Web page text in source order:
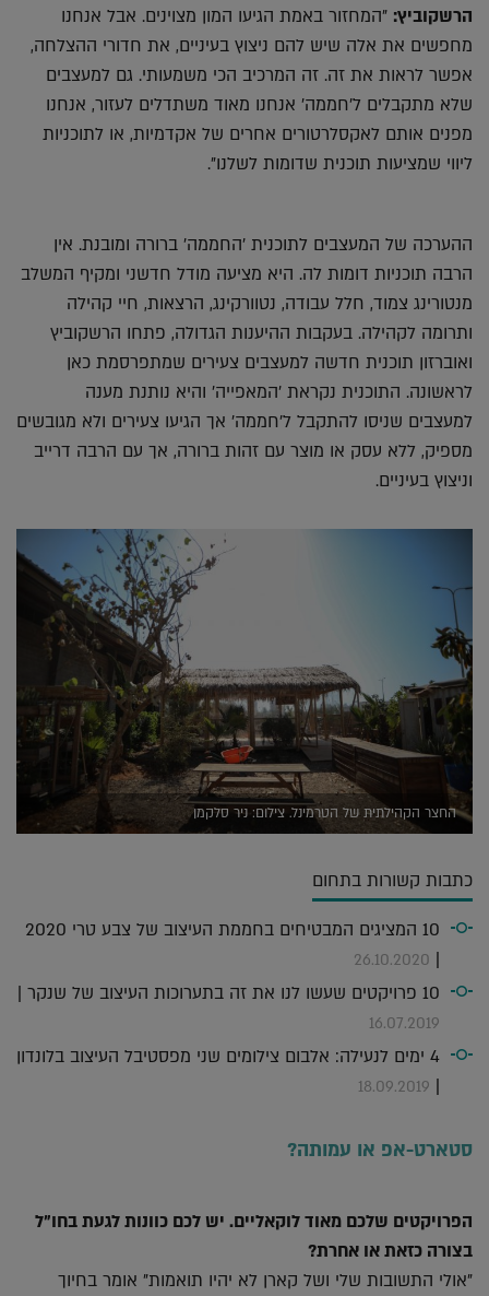
הרשקוביץ: "המחזור באמת הגיעו המון מצוינים. אבל אנחנו
מחפשים את אלה שיש להם ניצוץ בעיניים, את חדורי ההצלחה,
אפשר לראות את זה. זה המרכיב הכי משמעותי. גם למעצבים
שלא מתקבלים ל'חממה' אנחנו מאוד משתדלים לעזור, אנחנו
מפנים אותם לאקסלרטורים אחרים של אקדמיות, או לתוכניות
ליווי שמציעות תוכנית שדומות לשלנו".
ההערכה של המעצבים לתוכנית 'החממה' ברורה ומובנת. אין
הרבה תוכניות דומות לה. היא מציעה מודל חדשני ומקיף המשלב
מנטורינג צמוד, חלל עבודה, נטוורקינג, הרצאות, חיי קהילה
ותרומה לקהילה. בעקבות ההיענות הגדולה, פתחו הרשקוביץ
ואוברזון תוכנית חדשה למעצבים צעירים שמתפרסמת כאן
לראשונה. התוכנית נקראת 'המאפייה' והיא נותנת מענה
למעצבים שניסו להתקבל ל'חממה' אך הגיעו צעירים ולא מגובשים
מספיק, ללא עסק או מוצר עם זהות ברורה, אך עם הרבה דרייב
וניצוץ בעיניים.
החצר הקהילתית של הטרמינל. צילום: ניר סלקמן
כתבות קשורות בתחום
10 המציגים המבטיחים בחממת העיצוב של צבע טרי 2020
|
26.10.2020
10 פרויקטים שעשו לנו את זה בתערוכות העיצוב של שנקר |
16.07.2019
4 ימים לנעילה: אלבום צילומים שני מפסטיבל העיצוב בלונדון
|
18.09.2019
סטארט-אפ או עמותה?
הפרויקטים שלכם מאוד לוקאליים. יש לכם כוונות לגעת בחו"ל
בצורה כזאת או אחרת?
"אולי התשובות שלי ושל קארן לא יהיו תואמות" אומר בחיוך